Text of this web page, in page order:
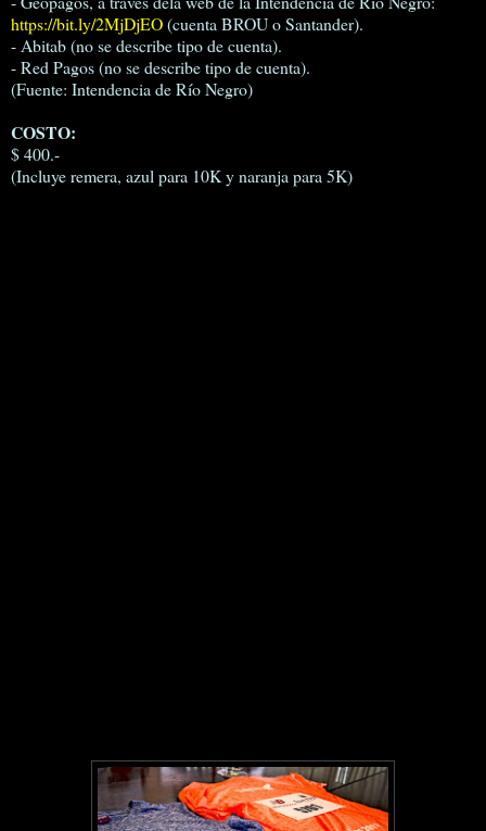
https://bit.ly/2MjDjEO(cuenta BROU o Santander).
- Abitab (no se describe tipo de cuenta).
- Red Pagos (no se describe tipo de cuenta).
(Fuente: Intendencia de Río Negro)
COSTO:
$ 400.-
(Incluye remera, azul para 10K y naranja para 5K)